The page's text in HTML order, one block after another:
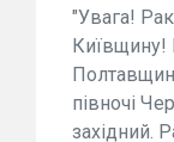
"Увага!
Київщину!
півночі
західний.